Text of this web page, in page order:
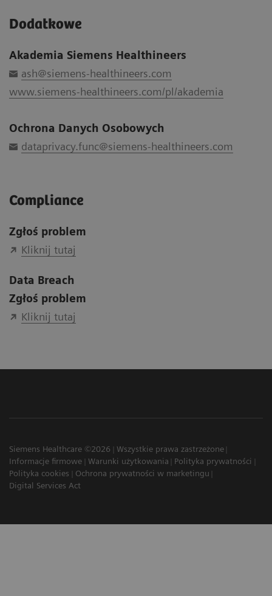
Dodatkowe
Akademia Siemens Healthineers
ash@siemens-healthineers.com
www.siemens-healthineers.com/pl/akademia
Ochrona Danych Osobowych
dataprivacy.func@siemens-healthineers.com
Compliance
Zgłoś problem
Kliknij tutaj
Data Breach
Zgłoś problem
Kliknij tutaj
Siemens Healthcare ©2026
Wszystkie prawa zastrzeżone
Informacje firmowe
Warunki użytkowania
Polityka prywatności
Polityka cookies
Ochrona prywatności w marketingu
Digital Services Act